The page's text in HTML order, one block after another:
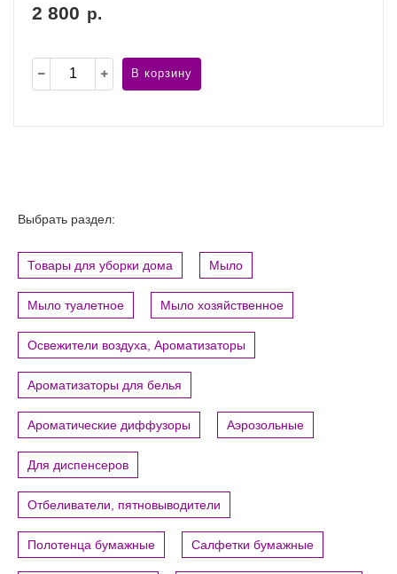
2 800 р.
В корзину
Выбрать раздел:
Товары для уборки дома Мыло
Мыло туалетное Мыло хозяйственное
Освежители воздуха, Ароматизаторы
Ароматизаторы для белья
Ароматические диффузоры Аэрозольные
Для диспенсеров
Отбеливатели, пятновыводители
Полотенца бумажные Салфетки бумажные